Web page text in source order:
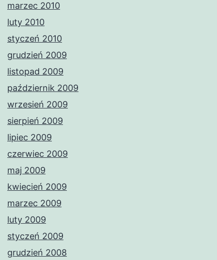
marzec 2010
luty 2010
styczeń 2010
grudzień 2009
listopad 2009
październik 2009
wrzesień 2009
sierpień 2009
lipiec 2009
czerwiec 2009
maj 2009
kwiecień 2009
marzec 2009
luty 2009
styczeń 2009
grudzień 2008